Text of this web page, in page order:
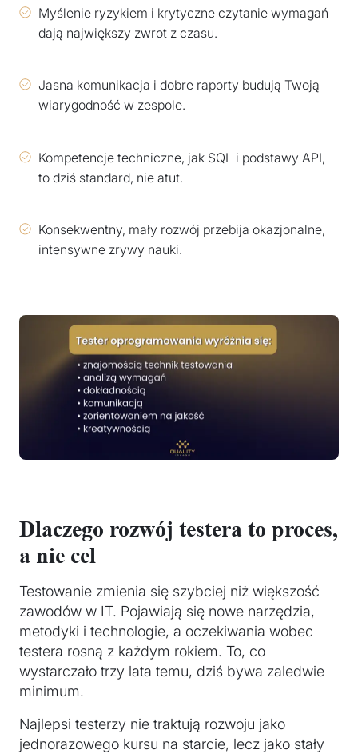
Myślenie ryzykiem i krytyczne czytanie wymagań
dają największy zwrot z czasu.
Jasna komunikacja i dobre raporty budują Twoją
wiarygodność w zespole.
Kompetencje techniczne, jak SQL i podstawy API,
to dziś standard, nie atut.
Konsekwentny, mały rozwój przebija okazjonalne,
intensywne zrywy nauki.
Dlaczego rozwój testera to proces,
a nie cel
Testowanie zmienia się szybciej niż większość
zawodów w IT. Pojawiają się nowe narzędzia,
metodyki i technologie, a oczekiwania wobec
testera rosną z każdym rokiem. To, co
wystarczało trzy lata temu, dziś bywa zaledwie
minimum.
Najlepsi testerzy nie traktują rozwoju jako
jednorazowego kursu na starcie, lecz jako stały